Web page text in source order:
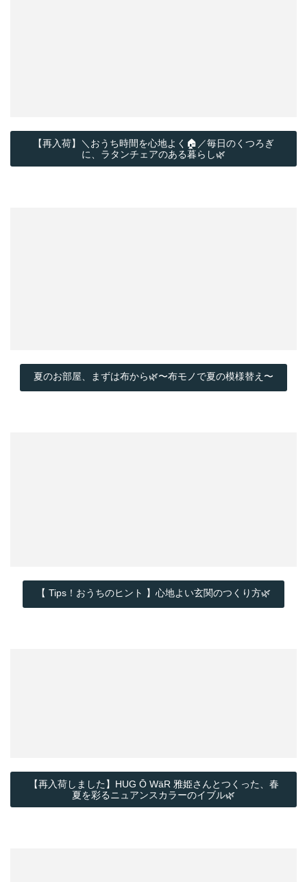
【再入荷】＼おうち時間を心地よく🏠／毎日のくつろぎ
に、ラタンチェアのある暮らし🌿
夏のお部屋、まずは布から🌿〜布モノで夏の模様替え〜
【 Tips！おうちのヒント 】心地よい玄関のつくり方🌿
【再入荷しました】HUG Ō WäR 雅姫さんとつくった、春
夏を彩るニュアンスカラーのイブル🌿